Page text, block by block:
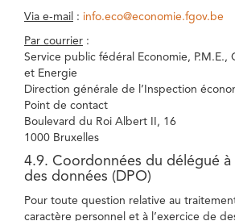
Via e-mail : info.eco@economie.fgov.be
Par courrier :
Service public fédéral Economie, P.M.E.,
et Energie
Direction générale de l’Inspection
Point de contact
Boulevard du Roi Albert II, 16
1000 Bruxelles
4.9. Coordonnées du délégué
des données (DPO)
Pour toute question relative au
caractère personnel et à l’exercice de